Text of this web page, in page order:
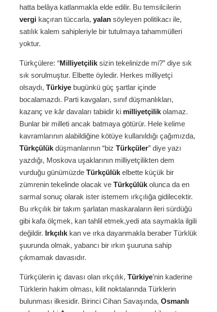
hatta belâya katlanmakla elde edilir. Bu temsilcilerin
vergi kaçıran tüccarla, yalan söyleyen politikacı ile,
satılık kalem sahipleriyle bir tutulmaya tahammülleri
yoktur.
Türkçülere: “Milliyetçilik sizin tekelinizde mi?” diye sık
sık sorulmuştur. Elbette öyledir. Herkes milliyetçi
olsaydı, Türkiye bugünkü güç şartlar içinde
bocalamazdı. Parti kavgaları, sınıf düşmanlıkları,
kazanç ve kâr davaları tabiidir ki milliyetçilik olamaz.
Bunlar bir milleti ancak batmaya götürür. Hele kelime
kavramlarının alabildiğine kötüye kullanıldığı çağımızda,
Türkçülük düşmanlarının “biz Türkçüler” diye yazı
yazdığı, Moskova uşaklarının milliyetçilikten dem
vurduğu günümüzde Türkçülük elbette küçük bir
zümrenin tekelinde olacak ve Türkçülük olunca da en
sarmal sonuç olarak ister istemem ırkçılığa gidilecektir.
Bu ırkçılık bir takım şarlatan maskaraların ileri sürdüğü
gibi kafa ölçmek, kan tahlil etmek,yedi ata saymakla ilgili
değildir. Irkçılık kan ve ırka dayanmakla beraber Türklük
şuurunda olmak, yabancı bir ırkın şuuruna sahip
çıkmamak davasıdır.
Türkçülerin iç davası olan ırkçılık, Türkiye’nin kaderine
Türklerin hakim olması, kilit noktalarında Türklerin
bulunması ilkesidir. Birinci Cihan Savaşında, Osmanlı